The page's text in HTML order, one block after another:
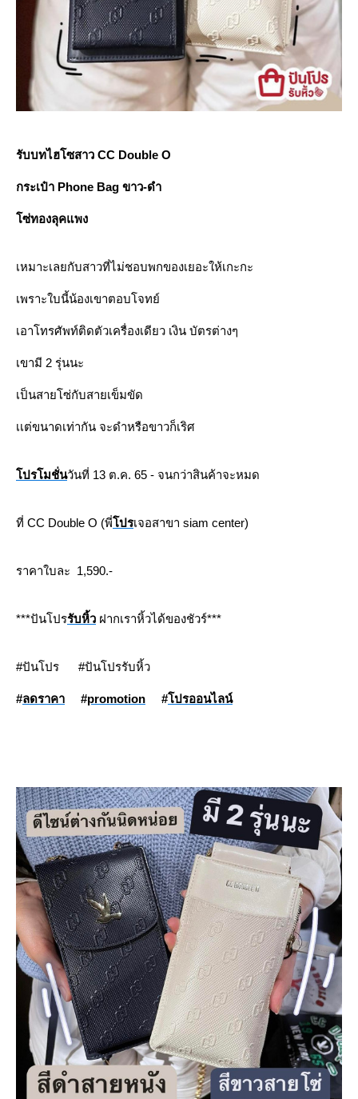
รับบทไฮโซสาว CC Double O
กระเป๋า Phone Bag ขาว-ดำ
ซ่ทองลุคแพง
เหมาะเลยกับสาวที่ไม่ชอบพกของเยอะให้เกะกะ
เพราะใบนี้น้องเขาตอบโจทย์
เอาโทรศัพท์ติดตัวเครื่องเดียว เงิน บัตรต่างๆ
เขามี 2 รุ่นนะ
เป็นสายโซ่กับสายเข็มขัด
เเต่ขนาดเท่ากัน จะดำหรือขาวก็เริศ
ปรโมชั่นวันที่ 13 ต.ค. 65 - จนกว่าสินค้าจะหมด
ที่ CC Double O (พี่ปรเจอสาขา siam center)
ราคาใบละ 1,590.-
***ปันโปรรับหิ้ว ฝากเราหิ้วได้ของชัวร์***
#ปันโปร #ปันโปรรับหิ้ว
#ลดราคา #promotion #ปรออนไลน์